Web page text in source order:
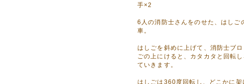
愛らしい馬のロディ。「抱きまくら」と「お昼ねマット」をアップしました!
手×2
6人の消防士さんをのせた、はしご
車。
はしごを斜めに上げて、消防士ブロ
ごの上にけると、カタカタと回転し
ていきます。
はしごは360度回転し、どこかに架